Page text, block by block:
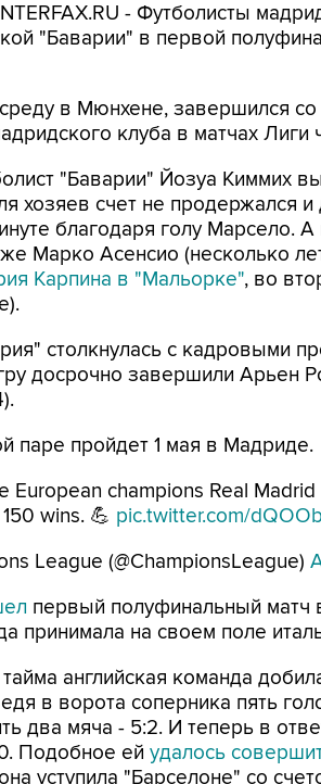
- Футболисты
"Баварии" в первой
в Мюнхене, завершился со
клуба в матчах Лиги
"Баварии" Йозуа Киммих
хозяев счет не продержался
благодаря голу Марсело.
Марко Асенсио (несколько
Карпина в "Мальорке", во
столкнулась с кадровыми
досрочно завершили Арьен
паре пройдет 1 мая в Мадриде.
European champions Real
wins. 💪 pic.twitter.com/
League (@ChampionsLeague)
первый полуфинальный матч
принимала на своем поле
английская команда
в ворота соперника пять
два мяча - 5:2. И теперь в
Подобное ей удалось
уступила "Барселоне" со